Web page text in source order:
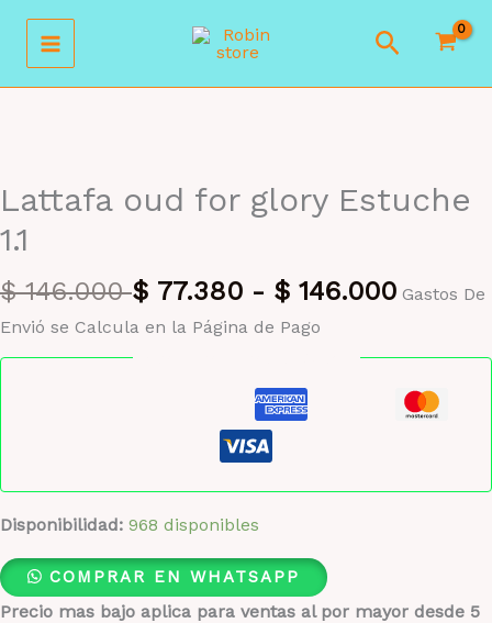
contenido
Buscar
Lattafa oud for glory Estuche
1.1
$146.000 $ 77.380 - $ 146.000 Gastos De
Envió se Calcula en la Página de Pago
Disponibilidad: 968 disponibles
COMPRAR EN WHATSAPP
Precio mas bajo aplica para ventas al por mayor desde 5